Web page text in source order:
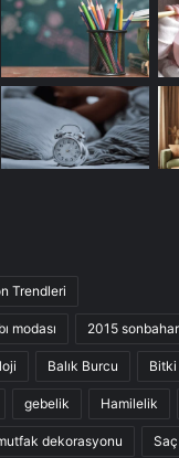
Trendleri
modası 2015
Balık Burcu Bitki
gebelik Hamilelik
dekorasyonu Saç